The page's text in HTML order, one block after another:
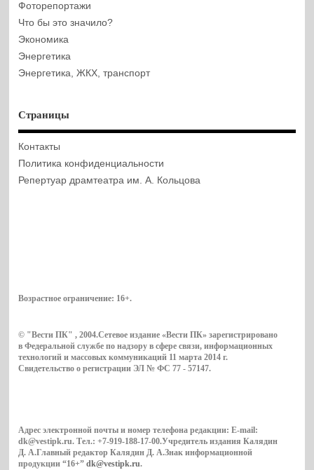
Фоторепортажи
Что бы это значило?
Экономика
Энергетика
Энергетика, ЖКХ, транспорт
Страницы
Контакты
Политика конфиденциальности
Репертуар драмтеатра им. А. Кольцова
Возрастное ограничение: 16+.
© "Вести ПК" , 2004.Сетевое издание «Вести ПК» зарегистрировано
в Федеральной службе по надзору в сфере связи, информационных
технологий и массовых коммуникаций 11 марта 2014 г.
Свидетельство о регистрации ЭЛ № ФС 77 - 57147.
Адрес электронной почты и номер телефона редакции: E-mail:
dk@vestipk.ru. Тел.: +7-919-188-17-00.Учредитель издания Калядин
Д. А.Главный редактор Калядин Д. А.Знак информационной
продукции “16+”dk@vestipk.ru.